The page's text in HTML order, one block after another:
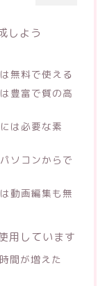
しよう
無料で使える
豊富で質の高
は必要な素
ソコンからで
動画編集も無
用しています
間が増えた